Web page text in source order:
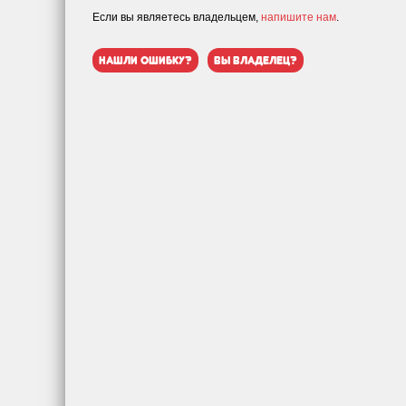
Если вы являетесь владельцем, напишите нам.
нашли ошибку? вы владелец?